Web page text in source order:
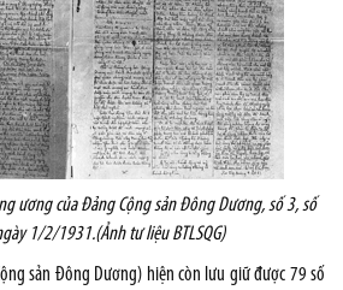
ương của Đảng Cộng sản Đông Dương, số 3, số
1/2/1931.(Ảnh tư liệu BTLSQG)
sản Đông Dương) hiện còn lưu giữ được 79 số